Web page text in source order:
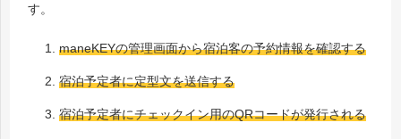
す。
maneKEYの管理画面から宿泊客の予約情報を確認する
宿泊予定者に定型文を送信する
宿泊予定者にチェックイン用のQRコードが発行される